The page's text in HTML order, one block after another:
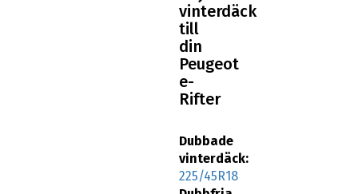
till
din
Peugeot
e-
Rifter
vinterdäck:
225/45R18
Dubbfria